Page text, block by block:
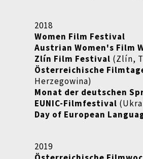
2018
Women Film Festival
Austrian Women's Film
Zlín Film Festival (Zlín,
Österreichische
Herzegowina)
Monat der deutschen
EUNIC-Filmfestival
Day of European
2019